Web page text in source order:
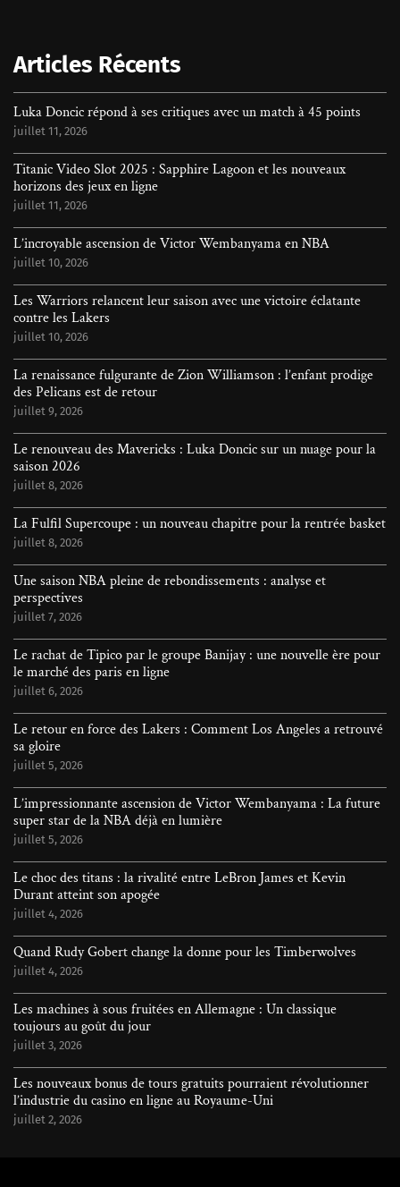
Articles Récents
Luka Doncic répond à ses critiques avec un match à 45 points
juillet 11, 2026
Titanic Video Slot 2025 : Sapphire Lagoon et les nouveaux
horizons des jeux en ligne
juillet 11, 2026
L’incroyable ascension de Victor Wembanyama en NBA
juillet 10, 2026
Les Warriors relancent leur saison avec une victoire éclatante
contre les Lakers
juillet 10, 2026
La renaissance fulgurante de Zion Williamson : l’enfant prodige
des Pelicans est de retour
juillet 9, 2026
Le renouveau des Mavericks : Luka Doncic sur un nuage pour la
saison 2026
juillet 8, 2026
La Fulfil Supercoupe : un nouveau chapitre pour la rentrée basket
juillet 8, 2026
Une saison NBA pleine de rebondissements : analyse et
perspectives
juillet 7, 2026
Le rachat de Tipico par le groupe Banijay : une nouvelle ère pour
le marché des paris en ligne
juillet 6, 2026
Le retour en force des Lakers : Comment Los Angeles a retrouvé
sa gloire
juillet 5, 2026
L’impressionnante ascension de Victor Wembanyama : La future
super star de la NBA déjà en lumière
juillet 5, 2026
Le choc des titans : la rivalité entre LeBron James et Kevin
Durant atteint son apogée
juillet 4, 2026
Quand Rudy Gobert change la donne pour les Timberwolves
juillet 4, 2026
Les machines à sous fruitées en Allemagne : Un classique
toujours au goût du jour
juillet 3, 2026
Les nouveaux bonus de tours gratuits pourraient révolutionner
l’industrie du casino en ligne au Royaume-Uni
juillet 2, 2026